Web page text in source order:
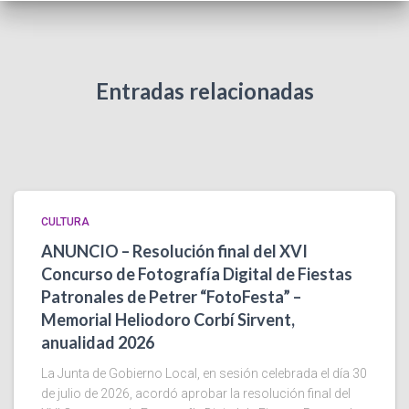
Entradas relacionadas
CULTURA
ANUNCIO – Resolución final del XVI
Concurso de Fotografía Digital de Fiestas
Patronales de Petrer “FotoFesta” –
Memorial Heliodoro Corbí Sirvent,
anualidad 2026
La Junta de Gobierno Local, en sesión celebrada el día 30
de julio de 2026, acordó aprobar la resolución final del